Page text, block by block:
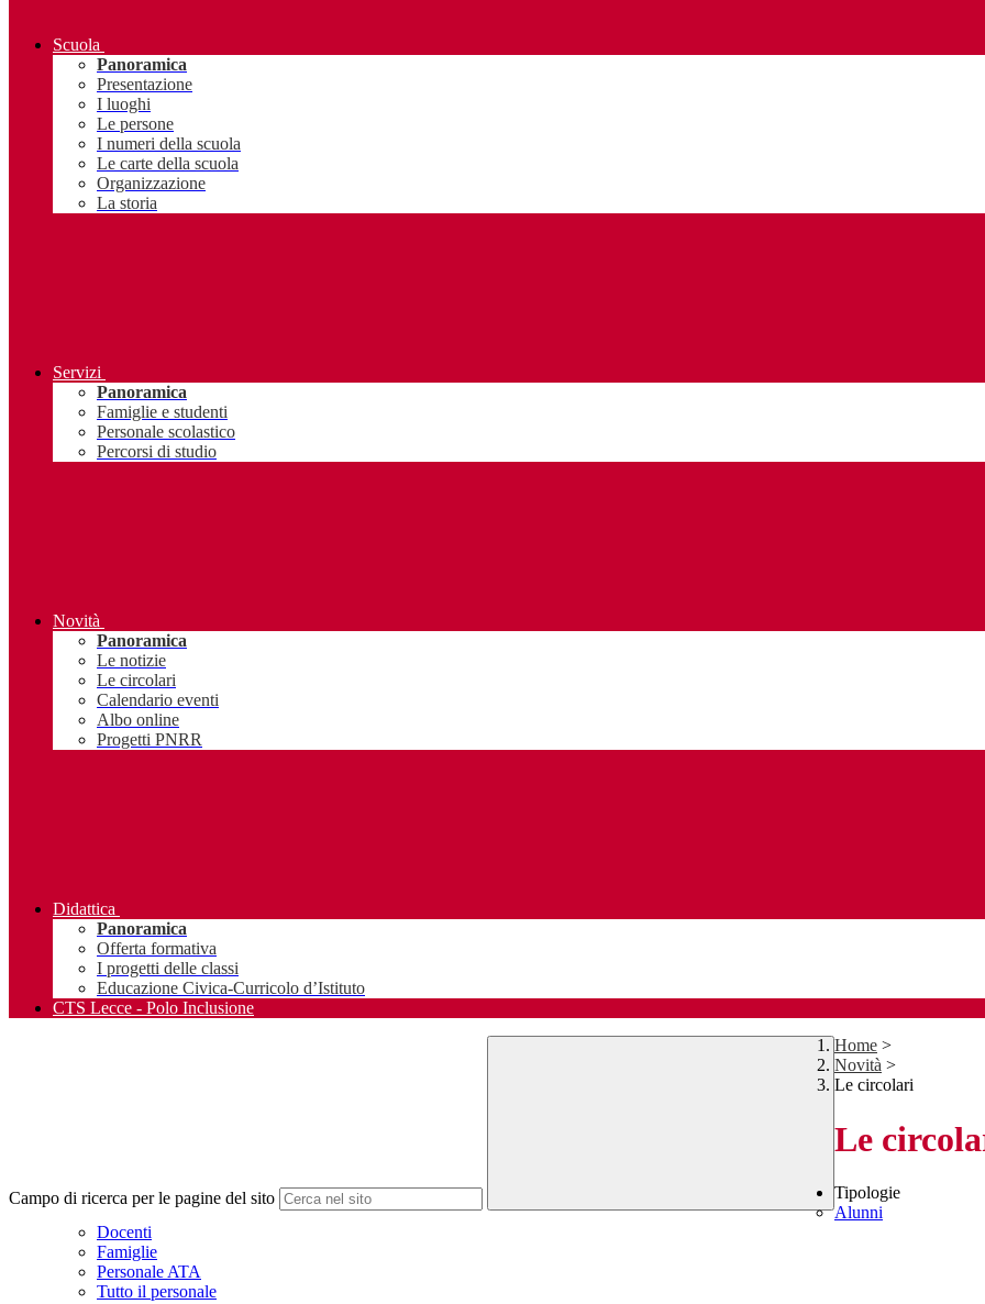
Scuola
Panoramica
Presentazione
I luoghi
Le persone
I numeri della scuola
Le carte della scuola
Organizzazione
La storia
Servizi
Panoramica
Famiglie e studenti
Personale scolastico
Percorsi di studio
Novità
Panoramica
Le notizie
Le circolari
Calendario eventi
Albo online
Progetti PNRR
Didattica
Panoramica
Offerta formativa
I progetti delle classi
Educazione Civica-Curricolo d’Istituto
CTS Lecce - Polo Inclusione
Campo di ricerca per le pagine del sito
Home >
Novità >
Le circolari
Le
Tipologie
Alunni
Docenti
Famiglie
Personale ATA
Tutto il personale